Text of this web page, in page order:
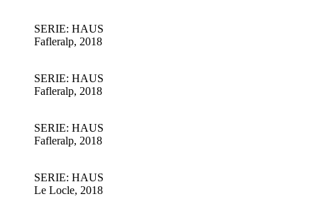
SERIE: HAUS
Fafleralp, 2018
SERIE: HAUS
Fafleralp, 2018
SERIE: HAUS
Fafleralp, 2018
SERIE: HAUS
Le Locle, 2018